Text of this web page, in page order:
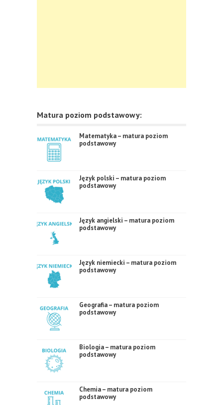
Matura poziom podstawowy:
Matematyka – matura poziom
podstawowy
Język polski – matura poziom
podstawowy
Język angielski – matura poziom
podstawowy
Język niemiecki – matura poziom
podstawowy
Geografia – matura poziom
podstawowy
Biologia – matura poziom
podstawowy
Chemia – matura poziom
podstawowy